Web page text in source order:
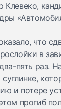
что
в
пять раз.
и потере
прогиб